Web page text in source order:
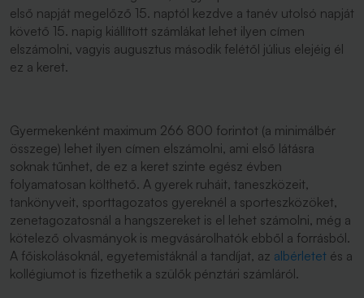
első napját megelőző 15. naptól kezdve a tanév utolsó napját
követő 15. napig kiállított számlákat lehet ilyen címen
elszámolni, vagyis augusztus második felétől július elejéig él
ez a keret.
Gyermekenként maximum 266 800 forintot (a minimálbér
összege) lehet ilyen címen elszámolni, ami első látásra
soknak tűnhet, de ez a keret szinte egész évben
folyamatosan költhető. A gyerek ruháit, taneszközeit,
tankönyveit, sporttagozatos gyereknél a sporteszközöket,
zenetagozatosnál a hangszereket is el lehet számolni, még a
kötelező olvasmányok is megvásárolhatók ebből a forrásból.
A főiskolásoknál, egyetemistáknál a tandíjat, az albérletet és a
kollégiumot is fizethetik a szülők pénztári számláról.